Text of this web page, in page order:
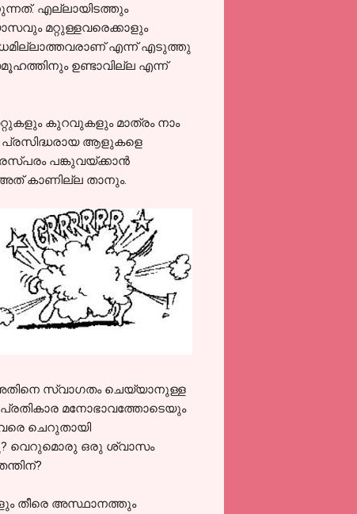
എല്ലായിടത്തും
മറ്റുള്ളവരെക്കാളും
എന്ന് എടുത്തു
ഉണ്ടാവില്ല എന്ന്‍
കുറവുകളും മാത്രം നാം
പ്രസിദ്ധരായ ആളുകളെ
പങ്കുവയ്ക്കാന്‍
കാണില്ല താനും.
സ്വാഗതം ചെയ്യാനുള്ള
മനോഭാവത്തോടെയും
ചെറുതായി
വെറുമൊരു ഒരു ശ്വാസം
തീരെ അസ്ഥാനത്തും